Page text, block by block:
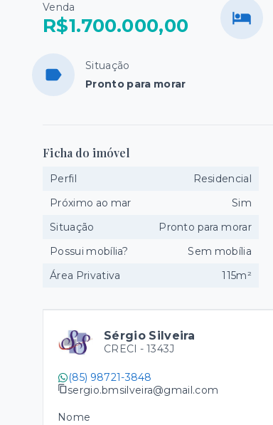
Venda
R$1.700.000,00
Situação
Pronto para morar
Ficha do imóvel
Perfil
Residencial
Próximo ao mar
Sim
Situação
Pronto para morar
Possui mobília?
Sem mobília
Área Privativa
115m²
Sérgio Silveira
CRECI - 1343J
(85) 98721-3848
sergio.bmsilveira@gmail.com
Nome